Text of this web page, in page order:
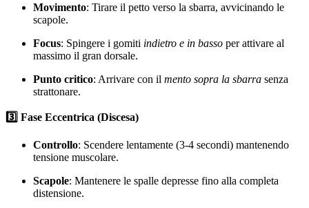
Movimento: Tirare il petto verso la sbarra, avvicinando le
scapole.
Focus: Spingere i gomiti indietro e in basso per attivare al
massimo il gran dorsale.
Punto critico: Arrivare con il mento sopra la sbarra senza
strattonare.
3️⃣ Fase Eccentrica (Discesa)
Controllo: Scendere lentamente (3-4 secondi) mantenendo
tensione muscolare.
Scapole: Mantenere le spalle depresse fino alla completa
distensione.